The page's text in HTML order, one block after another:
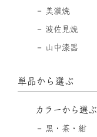
美濃焼
波佐見焼
山中漆器
単品から選ぶ
カラーから選ぶ
黒・茶・紺